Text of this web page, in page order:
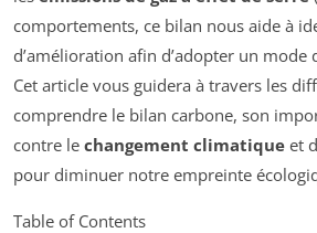
comportements, ce bilan nous aide à
d’amélioration afin d’adopter un mode
Cet article vous guidera à travers les
comprendre le bilan carbone, son
contre le changement climatique et
pour diminuer notre empreinte
Table of Contents